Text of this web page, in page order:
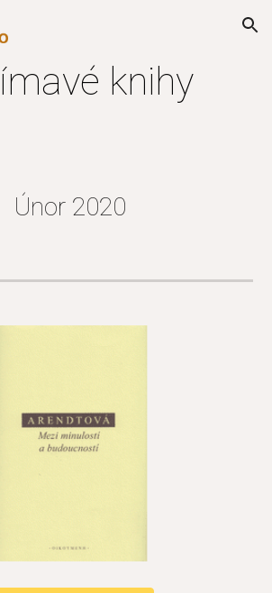
Skip to navigation
knihy
Únor 2020